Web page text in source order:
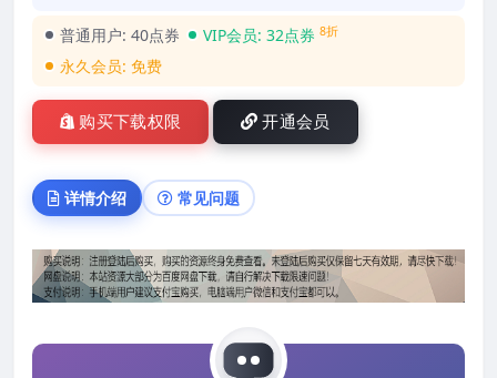
普通用户: 40点券 VIP会员: 32点券 8折
永久会员: 免费
购买下载权限 开通会员
详情介绍 常见问题